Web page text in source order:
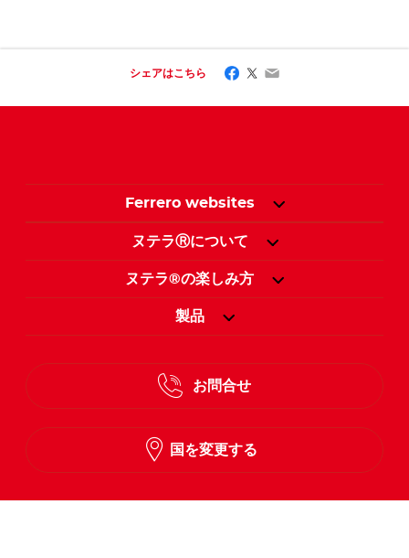
シェアはこちら Facebook
Twitter
Email
Ferrero websites
ヌテラⓇについて
ヌテラ®の楽しみ方
製品
お問合せ
国を変更する